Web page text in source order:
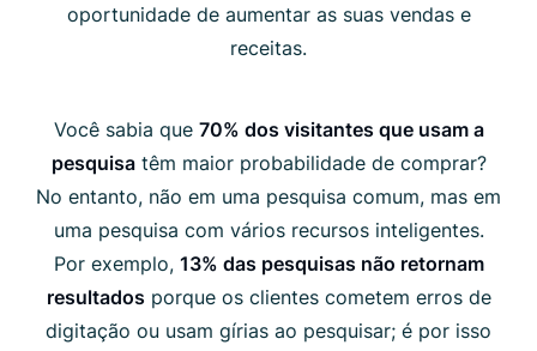
oportunidade de aumentar as suas vendas e
receitas.
Você sabia que 70% dos visitantes que usam a
pesquisatêm maior probabilidade de comprar?
No entanto, não em uma pesquisa comum, mas em
uma pesquisa com vários recursos inteligentes.
Por exemplo, 13% das pesquisas não retornam
resultadosporque os clientes cometem erros de
digitação ou usam gírias ao pesquisar; é por isso